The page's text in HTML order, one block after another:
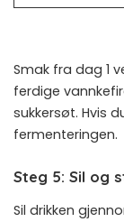
Smak fra dag 1
ferdige
sukkersøt. Hvis
fermenteringen.
Steg 5: Sil og
Sil drikken